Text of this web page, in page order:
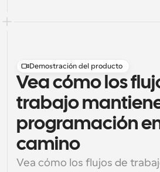
Demostración del producto
Vea cómo los
trabajo
programación
camino
Vea cómo los flujos de